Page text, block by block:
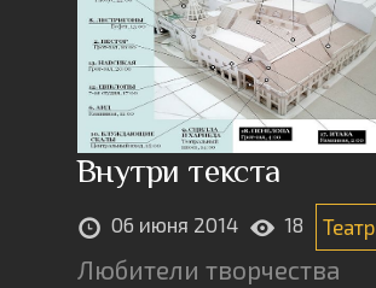
Внутри текста
06 июня 2014 18 Театр
Любители творчества